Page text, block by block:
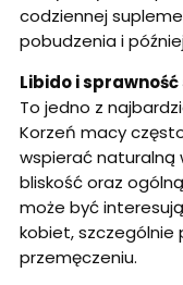
codziennej
pobudzenia i
Libido i
To jedno z
Korzeń macy
wspierać naturalną
bliskość oraz
może być
kobiet, szczególnie
przemęczeniu.